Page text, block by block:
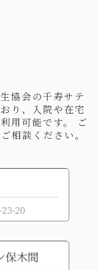
協会の千寿サテ
り、入院や在宅
用可能です。 ご
相談ください。